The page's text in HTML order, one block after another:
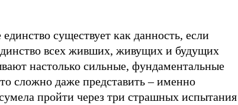
существует как данность, если
всех живших, живущих и будущих
настолько сильные, фундаментальные
сложно даже представить – именно
пройти через три страшных испытания